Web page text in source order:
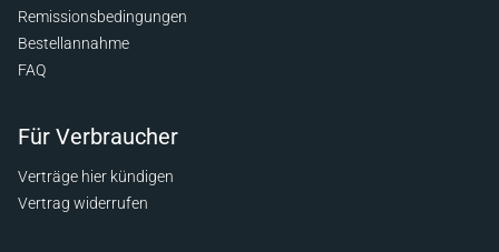
Remissionsbedingungen
Bestellannahme
FAQ
Für Verbraucher
Verträge hier kündigen
Vertrag widerrufen